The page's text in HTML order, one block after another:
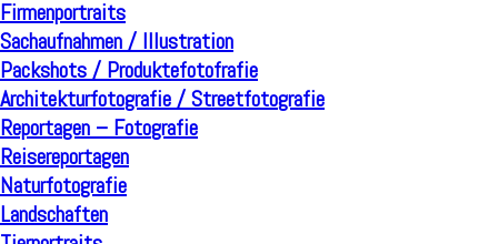
Firmenportraits
Sachaufnahmen / Illustration
Packshots / Produktefotofrafie
Architekturfotografie / Streetfotografie
Reportagen – Fotografie
Reisereportagen
Naturfotografie
Landschaften